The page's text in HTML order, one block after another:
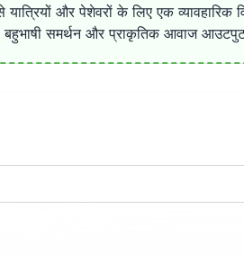
यात्रियों और पेशेवरों के लिए एक
बहुभाषी समर्थन और प्राकृतिक आवाज